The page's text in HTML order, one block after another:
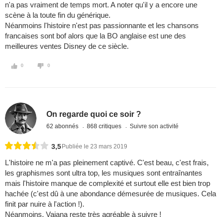
n'a pas vraiment de temps mort. A noter qu'il y a encore une
scène à la toute fin du générique.
Néanmoins l'histoire n'est pas passionnante et les chansons
francaises sont bof alors que la BO anglaise est une des
meilleures ventes Disney de ce siècle.
0 0
On regarde quoi ce soir ?
62 abonnés 868 critiques Suivre son activité
3,5 Publiée le 23 mars 2019
L'histoire ne m'a pas pleinement captivé. C'est beau, c'est frais,
les graphismes sont ultra top, les musiques sont entraînantes
mais l'histoire manque de complexité et surtout elle est bien trop
hachée (c'est dû à une abondance démesurée de musiques. Cela
finit par nuire à l'action !).
Néanmoins, Vaiana reste très agréable à suivre !